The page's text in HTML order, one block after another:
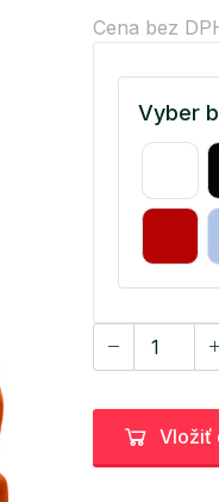
Cena bez
Vyber
Vložiť